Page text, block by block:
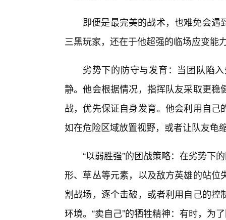
即便是最完美的战术，也难免会
三黑玩家，还在于他超强的临场应变能
劣势下的防守与发育：当团队陷
静。他会根据情况，指挥队友采取更
战，优先保证自身发育。他会利用自
如在危险区域放置视野，或者让队友龟
“以弱胜强”的团战策略：在劣势下
形、草丛等元素，以及敌方英雄的站
割战场，逐个击破，或者利用自己的
环境。“卖自己”的牺牲精神：有时，为